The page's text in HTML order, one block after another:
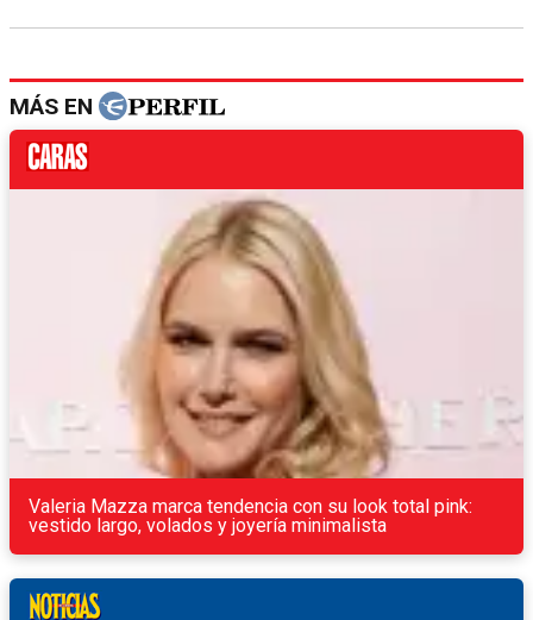
MÁS EN
Valeria Mazza marca tendencia con su look total pink:
vestido largo, volados y joyería minimalista